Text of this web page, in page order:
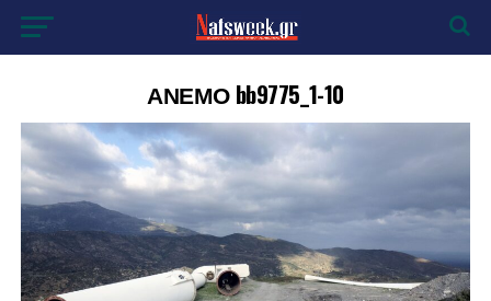
ΑΝΕΜΟ bb9775_1-10